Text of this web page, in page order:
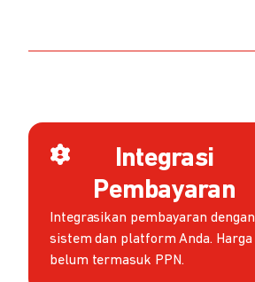
Integrasi
Pembayaran
Integrasikan pembayaran dengan
sistem dan platform Anda. Harga
belum termasuk PPN.